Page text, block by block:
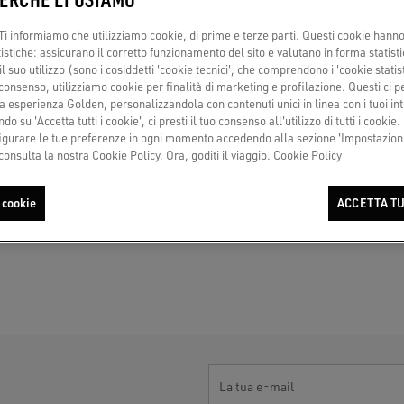
minimalista di Golden Goose. Un modello
che tieni nell'armadio e non stancano mai.
abiti eleganti, sono facilmente abbinabili per
per la costruzione a mano tipica di Golden
fanno parte del panorama Made in Italy.
La tua e-mail
informiamo che utilizziamo cookie, di prime e terze parti. Questi cookie
assicurano il corretto funzionamento del sito e valutano in forma
suo utilizzo (sono i cosiddetti 'cookie tecnici', che comprendono i 'cookie
utilizziamo cookie per finalità di marketing e profilazione. Questi ci
esperienza Golden, personalizzandola con contenuti unici in linea con i tuoi
su 'Accetta tutti i cookie', ci presti il tuo consenso all'utilizzo di tutti i cookie.
le tue preferenze in ogni momento accedendo alla sezione
la nostra Cookie Policy. Ora, goditi il viaggio. Cookie Policy
ACCETTA